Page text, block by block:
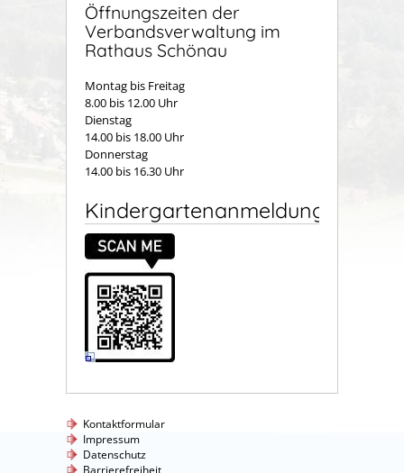
Öffnungszeiten der
Verbandsverwaltung im
Rathaus Schönau
Montag bis Freitag
8.00 bis 12.00 Uhr
Dienstag
14.00 bis 18.00 Uhr
Donnerstag
14.00 bis 16.30 Uhr
Kindergartenanmeldung
Kontaktformular
Impressum
Datenschutz
Barrierefreiheit